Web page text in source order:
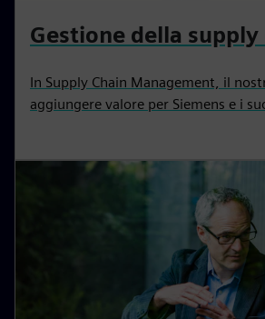
Gestione della supply
In Supply Chain Management, il
aggiungere valore per Siemens e i